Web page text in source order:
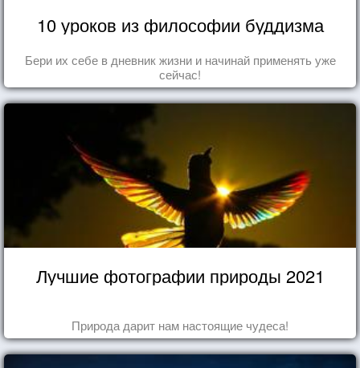
10 уроков из философии буддизма
Бери их себе в дневник жизни и начинай применять уже
сейчас!
Лучшие фотографии природы 2021
Природа дарит нам настоящие чудеса!